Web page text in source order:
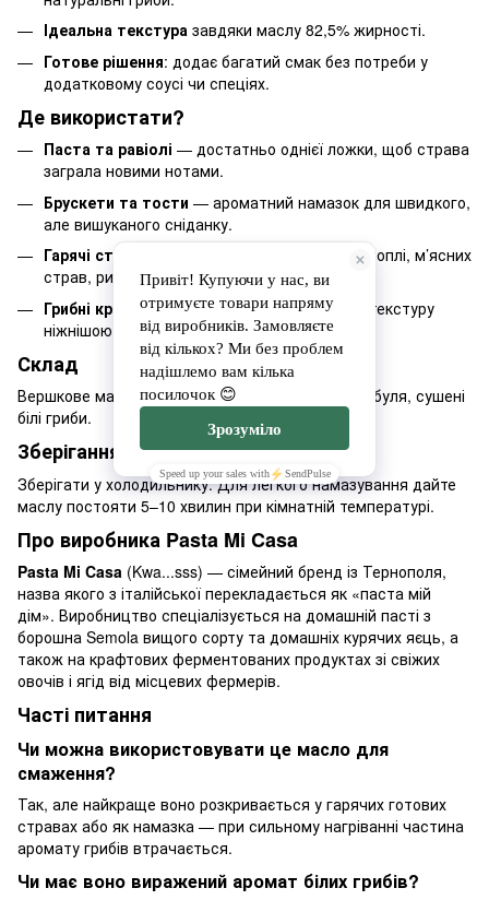
Ідеальна текстура завдяки маслу 82,5% жирності.
Готове рішення: додає багатий смак без потреби у
додатковому соусі чи спеціях.
Де використати?
Паста та равіолі — достатньо однієї ложки, щоб страва
заграла новими нотами.
Брускети та тости — ароматний намазок для швидкого,
але вишуканого сніданку.
Гарячі страви
— ідеально підходить до картоплі, м’ясних
страв, риби та овочів.
Грибні крем-супи— посилює смак і робить текстуру
ніжнішою.
Склад
Вершкове масло 82,5%, печериці обсмажені, цибуля, сушені
білі гриби.
Зберігання
Зберігати у холодильнику. Для легкого намазування дайте
маслу постояти 5–10 хвилин при кімнатній температурі.
Про виробника Pasta Mi Casa
Pasta Mi Casa (Kwa...sss) — сімейний бренд із Тернополя,
назва якого з італійської перекладається як «паста мій
дім». Виробництво спеціалізується на домашній пасті з
борошна Semola вищого сорту та домашніх курячих яєць, а
також на крафтових ферментованих продуктах зі свіжих
овочів і ягід від місцевих фермерів.
Часті питання
Чи можна використовувати це масло для
смаження?
Так, але найкраще воно розкривається у гарячих готових
стравах або як намазка — при сильному нагріванні частина
аромату грибів втрачається.
Чи має воно виражений аромат білих грибів?